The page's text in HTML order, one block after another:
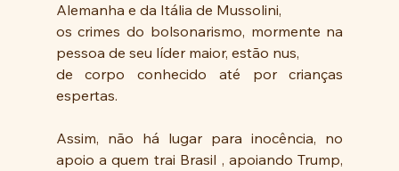
Alemanha e da Itália de Mussolini,
os crimes do bolsonarismo, mormente na
pessoa de seu líder maior, estão nus,
de corpo conhecido até por crianças
espertas.
Assim, não há lugar para inocência, no
apoio a quem trai Brasil , apoiando Trump,